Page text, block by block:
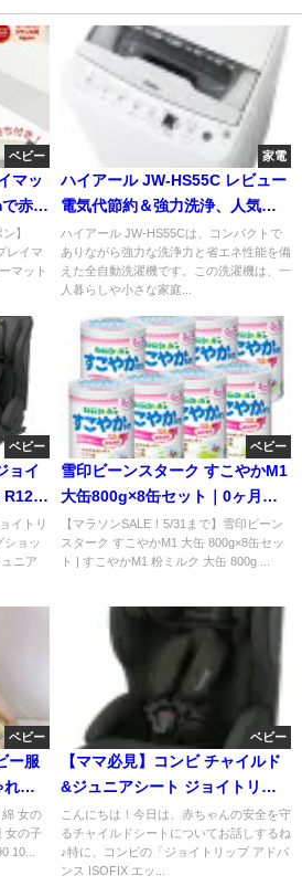
ベビー
マッ
赤ち
】
レイマ
マット
家電
ハイアール JW-HS55C レビュー
電気代節約＆強力洗浄、人気の
理由を徹底解説
ハイアール JW-HS55Cは、コンパクトで
ありながら強力な洗浄力と省エネ性能を備
えた全自動洗濯機です。この洗濯機は、一
人暮らしや小さな家庭...
ベビー
ョイ
R129
イトリ
ショッ
ニア
ベビー
雪印ビーンスターク すこやかM1
大缶800g×8缶セット｜0ヶ月か
ら安心の粉ミルクまとめ買い
【マラソンSALE！5/31まで】雪印ビーン
スターク すこやかM1 大缶 800g×8缶セッ
ト | すこやかM1 粉ミルク 大缶 800g ...
ベビー
ー服
れで
女の
女の子
10...
ベビー
【ママ必見】コンビ チャイルド
&ジュニアシート ジョイトリッ
プ アドバンス ISOFIX エッグシ
ョック SAの口コミレビュー 安全
性と快適性の秘密とは？
こんにちは！今日は、赤ちゃんの安全を守
るチャイルドシートについてお話しするね
♪特に、コンビの「ジョイトリップ アドバ
ンス ISOFIX エッ...